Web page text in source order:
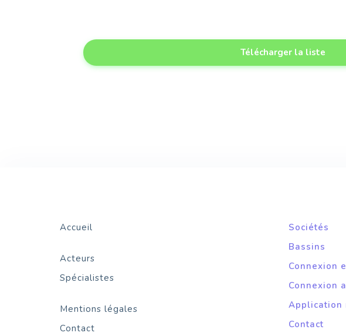
Télécharger la liste
Accueil
Acteurs
Spécialistes
Mentions légales
Contact
Sociétés
Bassins
Connexion
Connexion
Application
Contact